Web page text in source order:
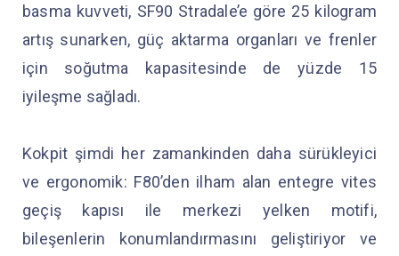
basma kuvveti, SF90 Stradale’e göre 25 kilogram
artış sunarken, güç aktarma organları ve frenler
için soğutma kapasitesinde de yüzde 15
iyileşme sağladı.
Kokpit şimdi her zamankinden daha sürükleyici
ve ergonomik: F80’den ilham alan entegre vites
geçiş kapısı ile merkezi yelken motifi,
bileşenlerin konumlandırmasını geliştiriyor ve